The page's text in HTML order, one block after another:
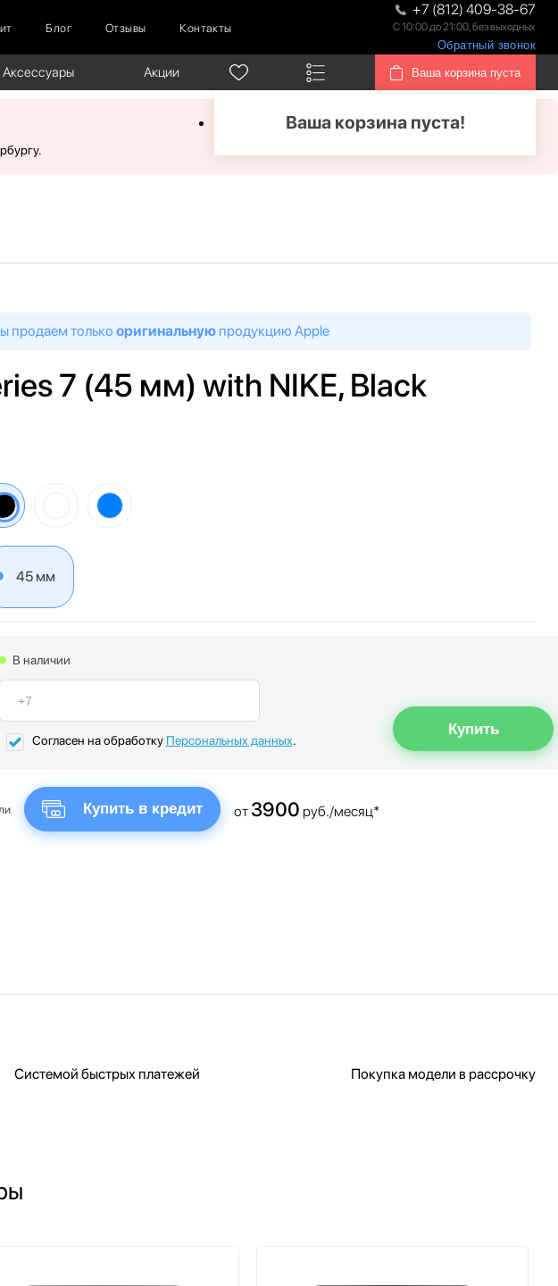
Блог Отзывы Контакты
+7 (812) 409-38-67
С 10:00 до 21:00, без выходных
Обратный звонок
Аксессуары Акции Ваша корзина пуста
Ваша корзина пуста!
продаем только оригинальную продукцию Apple
7 (45 мм) with NIKE, Black
45 мм
В наличии
Согласен на обработку Персональных данных.
Купить в кредит от 3900 руб./месяц*
Системой быстрых платежей Покупка модели в рассрочку